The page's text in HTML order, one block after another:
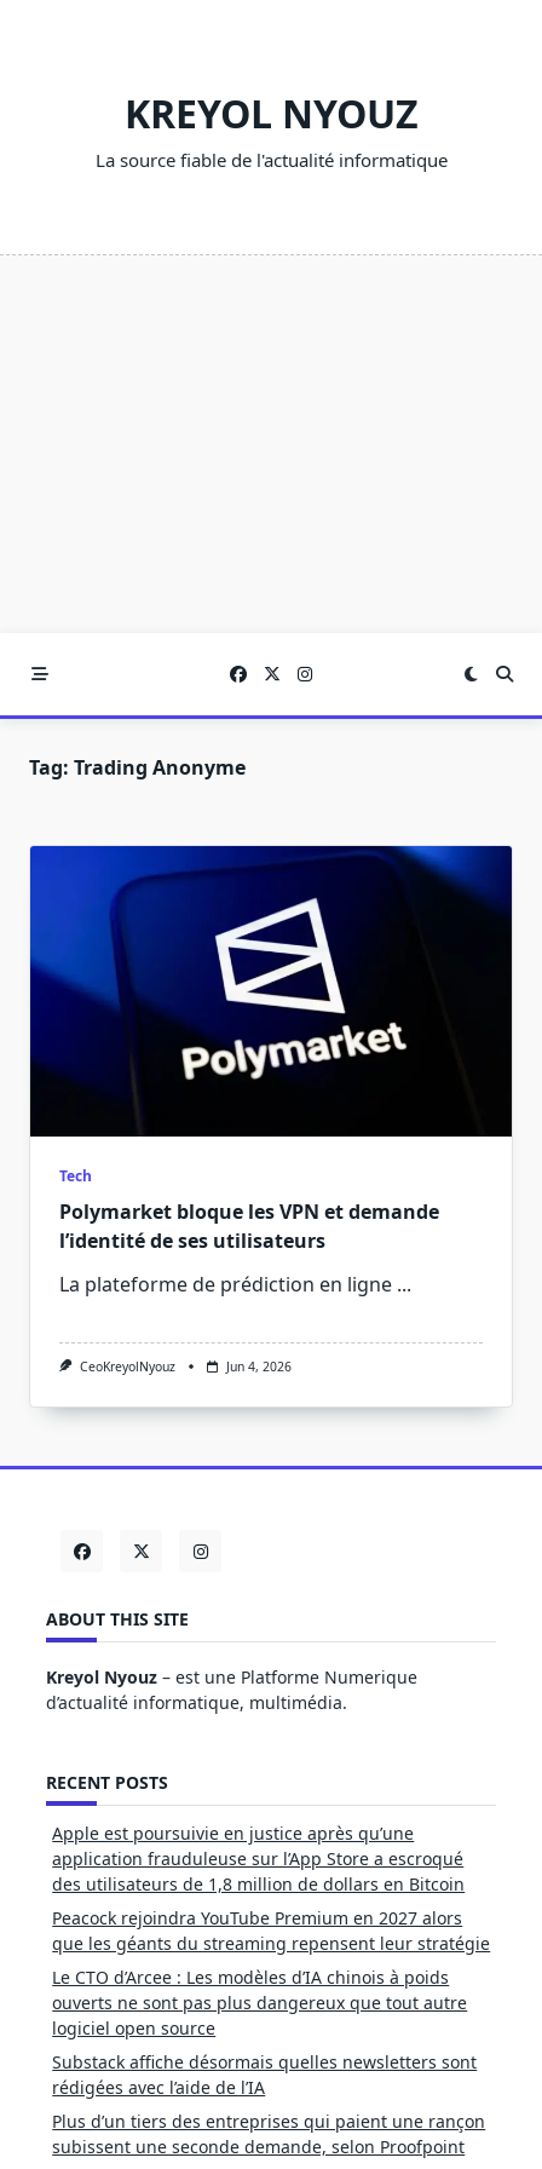
KREYOL NYOUZ
La source fiable de l'actualité informatique
Tag: Trading Anonyme
Tech
Polymarket bloque les VPN et demande
l’identité de ses utilisateurs
La plateforme de prédiction en ligne ...
CeoKreyolNyouz Jun 4, 2026
ABOUT THIS SITE
Kreyol Nyouz – est une Platforme Numerique
d’actualité informatique, multimédia.
RECENT POSTS
Apple est poursuivie en justice après qu’une
application frauduleuse sur l’App Store a escroqué
des utilisateurs de 1,8 million de dollars en Bitcoin
Peacock rejoindra YouTube Premium en 2027 alors
que les géants du streaming repensent leur stratégie
Le CTO d’Arcee : Les modèles d’IA chinois à poids
ouverts ne sont pas plus dangereux que tout autre
logiciel open source
Substack affiche désormais quelles newsletters sont
rédigées avec l’aide de l’IA
Plus d’un tiers des entreprises qui paient une rançon
subissent une seconde demande, selon Proofpoint